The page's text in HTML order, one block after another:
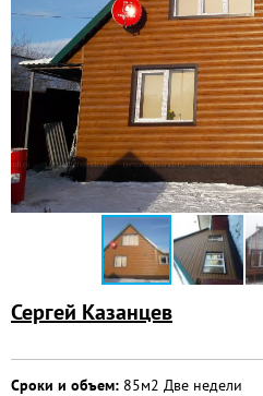
Сергей Казанцев
Сроки и объем: 85м2 Две недели